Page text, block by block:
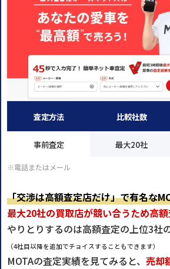
査定方法
事前査定
比較社数
最大20社
※電話またはメール
「交渉は高額査定店だけ」で有名な
最大20社の買取店が競い合うため高額
やりとりするのは高額査定の上位3社の
（4社目以降を追加でチョイスすることもできます）
MOTAの査定実績を見てみると、 売却